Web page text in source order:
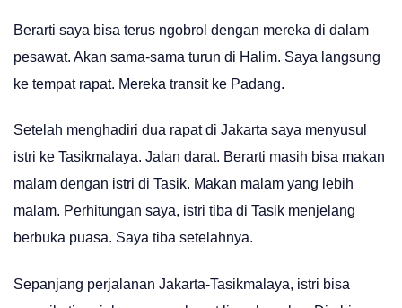
Berarti saya bisa terus ngobrol dengan mereka di dalam
pesawat. Akan sama-sama turun di Halim. Saya langsung
ke tempat rapat. Mereka transit ke Padang.
Setelah menghadiri dua rapat di Jakarta saya menyusul
istri ke Tasikmalaya. Jalan darat. Berarti masih bisa makan
malam dengan istri di Tasik. Makan malam yang lebih
malam. Perhitungan saya, istri tiba di Tasik menjelang
berbuka puasa. Saya tiba setelahnya.
Sepanjang perjalanan Jakarta-Tasikmalaya, istri bisa